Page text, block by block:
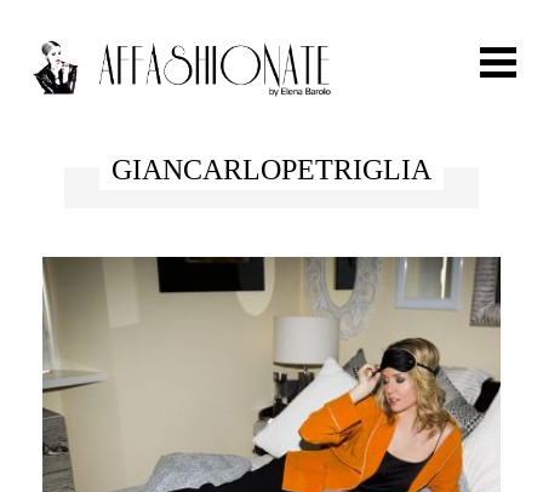
FASHION
TRAVEL
GIANCARLOPETRIGLIA